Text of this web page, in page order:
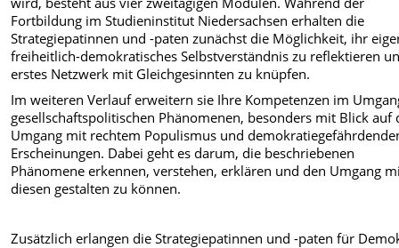
Fortbildung im Studieninstitut Niedersachsen erhalten die
Strategiepatinnen und -paten zunächst die Möglichkeit, ihr
freiheitlich-demokratisches Selbstverständnis zu reflektieren
erstes Netzwerk mit Gleichgesinnten zu knüpfen.
Im weiteren Verlauf erweitern sie Ihre Kompetenzen im
gesellschaftspolitischen Phänomenen, besonders mit Blick auf
Umgang mit rechtem Populismus und
Erscheinungen. Dabei geht es darum, die beschriebenen
Phänomene erkennen, verstehen, erklären und den Umgang
diesen gestalten zu können.
Zusätzlich erlangen die Strategiepatinnen und -paten für